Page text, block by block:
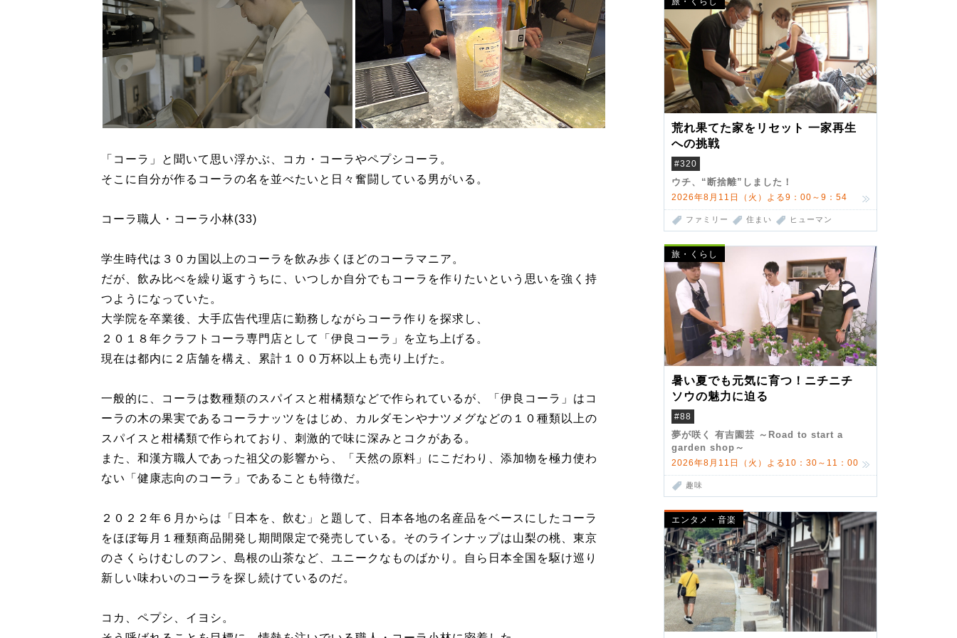
荒れ果てた家をリセット 一家再生
への挑戦
#320
ウチ、“断捨離”しました！
2026年8月11日（火）よる9：00～9：54
ファミリー 住まい ヒューマン
旅・くらし
暑い夏でも元気に育つ！ニチニチ
ソウの魅力に迫る
#88
夢が咲く 有吉園芸 ～Road to start a
garden shop～
2026年8月11日（火）よる10：30～11：00
趣味
エンタメ・音楽
「コーラ」と聞いて思い浮かぶ、コカ・コーラやペプシコーラ。
そこに自分が作るコーラの名を並べたいと日々奮闘している男がいる。
コーラ職人・コーラ小林(33)
学生時代は３０カ国以上のコーラを飲み歩くほどのコーラマニア。
だが、飲み比べを繰り返すうちに、いつしか自分でもコーラを作りたいという思いを強く持
つようになっていた。
大学院を卒業後、大手広告代理店に勤務しながらコーラ作りを探求し、
２０１８年クラフトコーラ専門店として「伊良コーラ」を立ち上げる。
現在は都内に２店舗を構え、累計１００万杯以上も売り上げた。
一般的に、コーラは数種類のスパイスと柑橘類などで作られているが、「伊良コーラ」はコ
ーラの木の果実であるコーラナッツをはじめ、カルダモンやナツメグなどの１０種類以上の
スパイスと柑橘類で作られており、刺激的で味に深みとコクがある。
また、和漢方職人であった祖父の影響から、「天然の原料」にこだわり、添加物を極力使わ
ない「健康志向のコーラ」であることも特徴だ。
２０２２年６月からは「日本を、飲む」と題して、日本各地の名産品をベースにしたコーラ
をほぼ毎月１種類商品開発し期間限定で発売している。そのラインナップは山梨の桃、東京
のさくらけむしのフン、島根の山茶など、ユニークなものばかり。自ら日本全国を駆け巡り
新しい味わいのコーラを探し続けているのだ。
コカ、ペプシ、イヨシ。